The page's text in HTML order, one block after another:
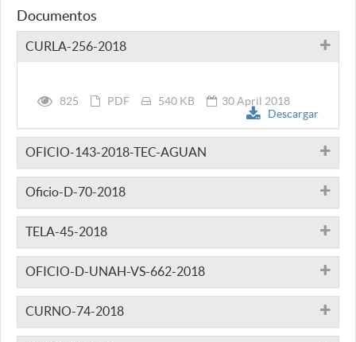
Documentos
CURLA-256-2018
825 PDF 540 KB
30 April 2018
Descargar
OFICIO-143-2018-TEC-AGUAN
Oficio-D-70-2018
TELA-45-2018
OFICIO-D-UNAH-VS-662-2018
CURNO-74-2018